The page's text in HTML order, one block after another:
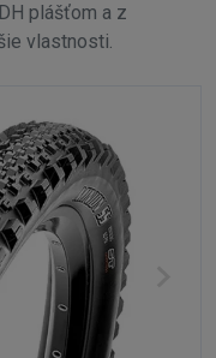
plášťom a z
vlastnosti.